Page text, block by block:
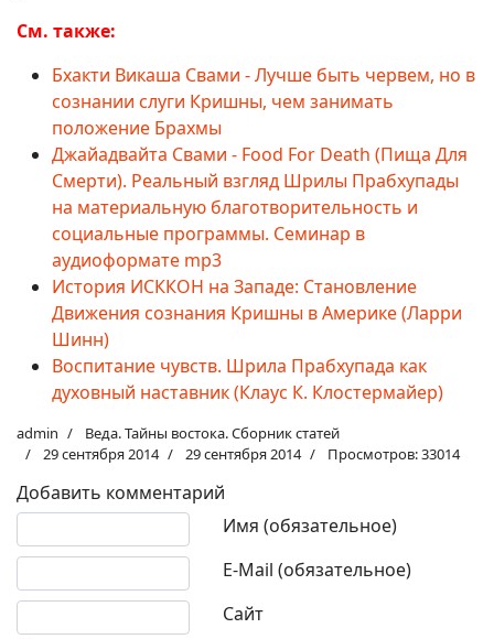
См. также:
Бхакти Викаша Свами - Лучше быть червем, но в
сознании слуги Кришны, чем занимать
положение Брахмы
Джайадвайта Свами - Food For Death (Пища Для
Смерти). Реальный взгляд Шрилы Прабхупады
на материальную благотворительность и
социальные программы. Семинар в
аудиоформате mp3
История ИСККОН на Западе: Становление
Движения сознания Кришны в Америке (Ларри
Шинн)
Воспитание чувств. Шрила Прабхупада как
духовный наставник (Клаус К. Клостермайер)
admin
Веда. Тайны востока. Сборник статей
29 сентября 2014
29 сентября 2014 Просмотров: 33014
Добавить комментарий
Имя (обязательное)
E-Mail (обязательное)
Сайт
Текст комментария